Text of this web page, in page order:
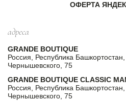
ОФЕРТА
адреса
GRANDE BOUTIQUE
Россия, Республика
Чернышевского, 75
GRANDE BOUTIQUE CLASSIC
Россия, Республика
Чернышевского, 75